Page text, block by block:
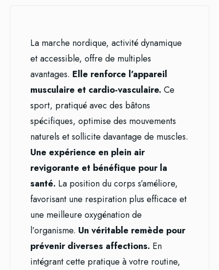
La marche nordique, activité dynamique
et accessible, offre de multiples
avantages. Elle renforce l’appareil
musculaire et cardio-vasculaire. Ce
sport, pratiqué avec des bâtons
spécifiques, optimise des mouvements
naturels et sollicite davantage de muscles.
Une expérience en plein air
revigorante et bénéfique pour la
santé. La position du corps s’améliore,
favorisant une respiration plus efficace et
une meilleure oxygénation de
l’organisme. Un véritable remède pour
prévenir diverses affections. En
intégrant cette pratique à votre routine,